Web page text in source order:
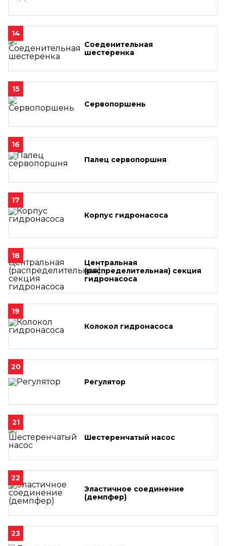
14
Соеденительная
шестеренка
15
Сервопоршень
16
Палец сервопоршня
17
Корпус гидронасоса
18
Центральная
(распределительная) секция
гидронасоса
19
Колокол гидронасоса
20
Регулятор
21
Шестеренчатый насос
22
Эластичное соединение
(демпфер)
23